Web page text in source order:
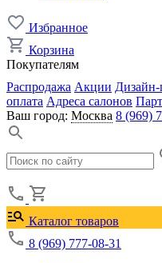
Избранное
Корзина
Покупателям
Распродажа Акции Дизайн-
оплата Адреса салонов
Ваш город: Москва 8 (969)
Каталог товаров
8 (969) 777-08-31